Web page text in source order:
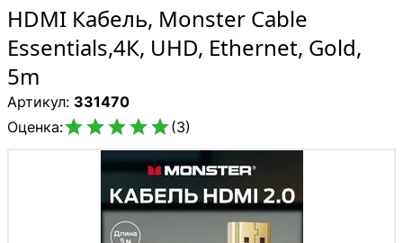
HDMI Кабель, Monster Cable
Essentials,4К, UHD, Ethernet, Gold,
5m
Артикул: 331470
Оценка:(3)